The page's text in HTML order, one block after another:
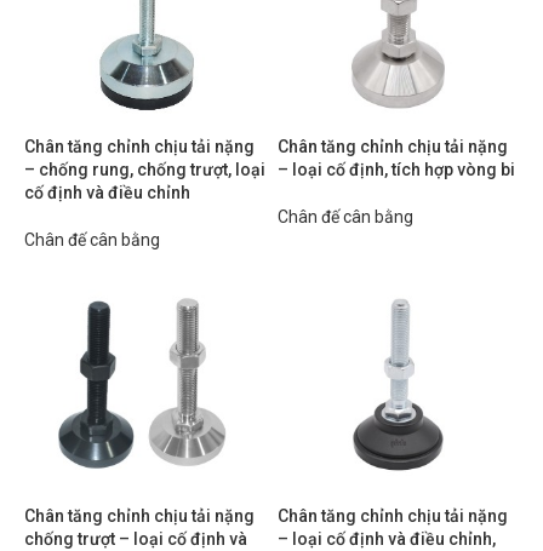
Chân tăng chỉnh chịu tải nặng
– chống rung, chống trượt, loại
cố định và điều chỉnh
Chân đế cân bằng
Chân tăng chỉnh chịu tải nặng
– loại cố định, tích hợp vòng bi
Chân đế cân bằng
Chân tăng chỉnh chịu tải nặng
chống trượt – loại cố định và
Chân tăng chỉnh chịu tải nặng
– loại cố định và điều chỉnh,